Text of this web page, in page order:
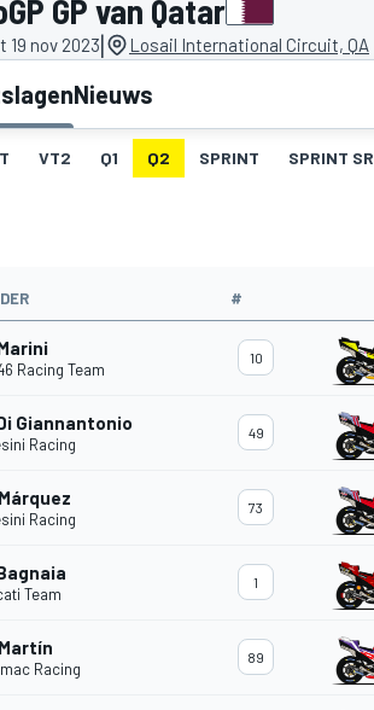
GP van Qatar
19 nov 2023| Losail International Circuit, QA
Nieuws
VT2 Q1 Q2 SPRINT SPRINT SR
#
Racing Team
10
Giannantonio
Racing
49
Racing
73
Team
1
Racing
89